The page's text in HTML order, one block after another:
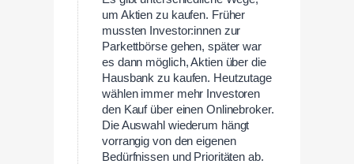
um Aktien zu kaufen. Früher
mussten Investor:innen zur
Parkettbörse gehen, später war
es dann möglich, Aktien über die
Hausbank zu kaufen. Heutzutage
wählen immer mehr Investoren
den Kauf über einen Onlinebroker.
Die Auswahl wiederum hängt
vorrangig von den eigenen
Bedürfnissen und Prioritäten ab.